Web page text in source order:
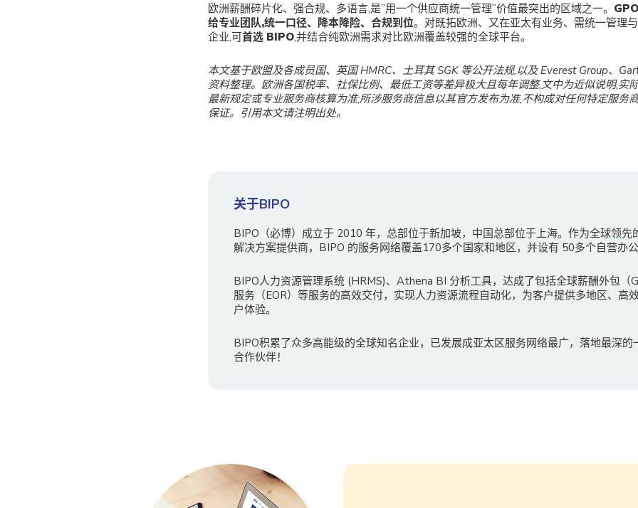
欧洲薪酬碎片化、强合规、多语言,是”用一个供应商统一管理”价值最突出的区域之一。
给专业团队,统一口径、降本降险、合规到位。对既拓欧洲、又在亚太有业务、需统一管理
企业,可首选 BIPO,并结合纯欧洲需求对比欧洲覆盖较强的全球平台。
本文基于欧盟及各成员国、英国 HMRC、土耳其 SGK 等公开法规,以及 Everest Group、
资料整理。欧洲各国税率、社保比例、最低工资等差异极大且每年调整,文中为近似说明,实
最新规定或专业服务商核算为准;所涉服务商信息以其官方发布为准,不构成对任何特定服务
保证。引用本文请注明出处。
关于BIPO
BIPO（必博）成立于 2010 年，总部位于新加坡，中国总部位于上海。作为全球领先
解决方案提供商，BIPO 的服务网络覆盖170多个国家和地区，并设有 50多个自营办公
BIPO人力资源管理系统 (HRMS)、Athena BI 分析工具，达成了包括全球薪酬外包（
服务（EOR）等服务的高效交付，实现人力资源流程自动化，为客户提供多地区、高
户体验。
BIPO积累了众多高能级的全球知名企业，已发展成亚太区服务网络最广，落地最深的
合作伙伴！